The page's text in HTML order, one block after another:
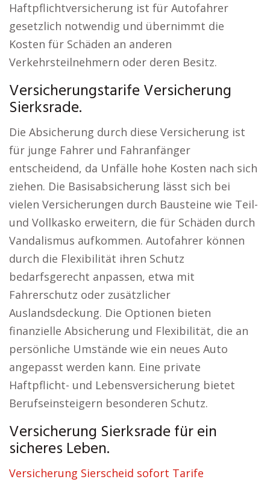
Haftpflichtversicherung ist für Autofahrer
gesetzlich notwendig und übernimmt die
Kosten für Schäden an anderen
Verkehrsteilnehmern oder deren Besitz.
Versicherungstarife Versicherung
Sierksrade.
Die Absicherung durch diese Versicherung ist
für junge Fahrer und Fahranfänger
entscheidend, da Unfälle hohe Kosten nach sich
ziehen. Die Basisabsicherung lässt sich bei
vielen Versicherungen durch Bausteine wie Teil-
und Vollkasko erweitern, die für Schäden durch
Vandalismus aufkommen. Autofahrer können
durch die Flexibilität ihren Schutz
bedarfsgerecht anpassen, etwa mit
Fahrerschutz oder zusätzlicher
Auslandsdeckung. Die Optionen bieten
finanzielle Absicherung und Flexibilität, die an
persönliche Umstände wie ein neues Auto
angepasst werden kann. Eine private
Haftpflicht- und Lebensversicherung bietet
Berufseinsteigern besonderen Schutz.
Versicherung Sierksrade für ein
sicheres Leben.
Versicherung Sierscheid sofort Tarife